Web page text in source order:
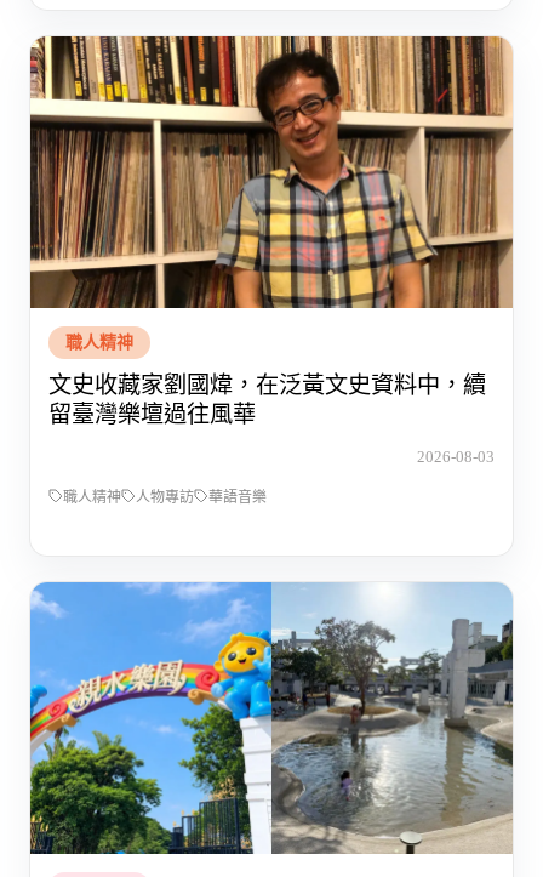
職人精神
文史收藏家劉國煒，在泛黃文史資料中，續
留臺灣樂壇過往風華
2026-08-03
職人精神 人物專訪 華語音樂